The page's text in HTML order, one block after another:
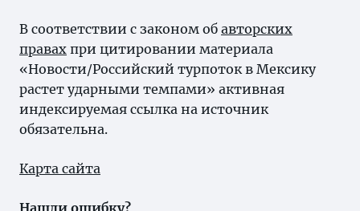
В соответствии с законом об авторских
правах при цитировании материала
«Новости/Российский турпоток в Мексику
растет ударными темпами» активная
индексируемая ссылка на источник
обязательна.
Карта сайта
Нашли ошибку?